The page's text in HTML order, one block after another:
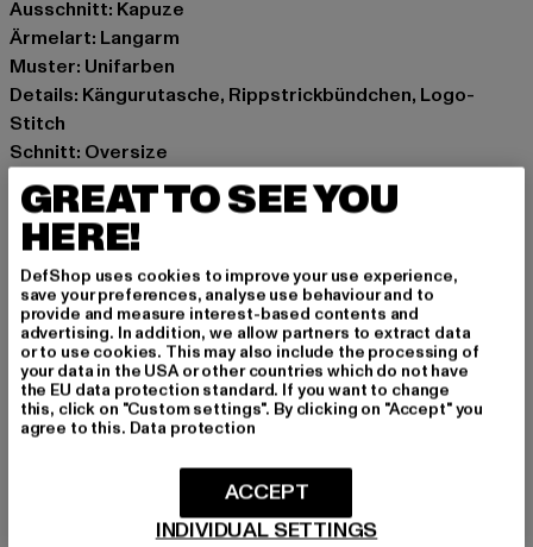
Ausschnitt: Kapuze
Ärmelart: Langarm
Muster: Unifarben
Details: Kängurutasche, Rippstrickbündchen, Logo-
Stitch
Schnitt: Oversize
Marke: Bazix Republiq
Kat.: Hoodies
Farbe: grün
Hersteller Farbe: green
Materialzusammensetzung: 80% Baumwolle, 20%
Polyester
Art.Nr: BRHD005GREEN-00110
Hersteller: Dropsize GmbH |management@dropsize.de
Motzener Straße 6 | 12277 Berlin | DE
GRÖSSE & PASSFORM
GREAT TO SEE YOU
HERE!
DefShop uses cookies to improve your use experience,
save your preferences, analyse use behaviour and to
provide and measure interest-based contents and
advertising. In addition, we allow partners to extract data
or to use cookies. This may also include the processing of
your data in the USA or other countries which do not have
the EU data protection standard. If you want to change
this, click on "Custom settings". By clicking on "Accept" you
agree to this. Data protection
INDIVIDUAL SETTINGS
ACCEPT